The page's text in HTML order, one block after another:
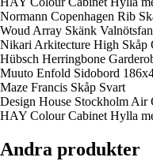
Normann Copenhagen Rib
Woud Array Skänk
Nikari Arkitecture High Skåp
Hübsch Herringbone
Muuto Enfold Sidobord
Maze Francis Skåp Svart
Design House Stockholm Air
HAY Colour Cabinet Hylla
Andra produkter